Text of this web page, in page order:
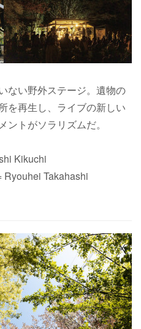
ない野外ステージ。遺物の
を再生し、ライブの新しい
トがソラリズムだ。
Kikuchi
Takahashi